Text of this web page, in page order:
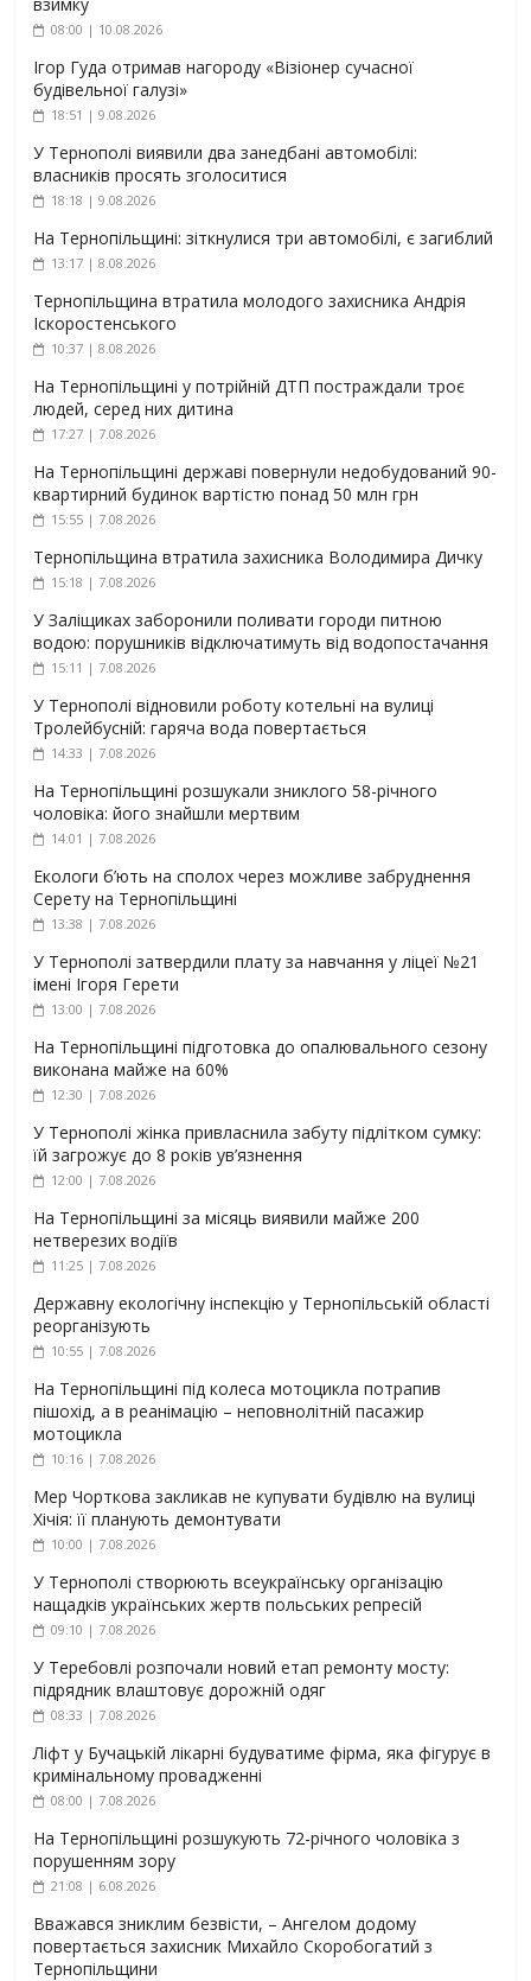
08:00 | 10.08.2026
Ігор Гуда отримав нагороду «Візіонер сучасної
будівельної галузі»
18:51 | 9.08.2026
У Тернополі виявили два занедбані автомобілі:
власників просять зголоситися
18:18 | 9.08.2026
На Тернопільщині: зіткнулися три автомобілі, є загиблий
13:17 | 8.08.2026
Тернопільщина втратила молодого захисника Андрія
Іскоростенського
10:37 | 8.08.2026
На Тернопільщині у потрійній ДТП постраждали троє
людей, серед них дитина
17:27 | 7.08.2026
На Тернопільщині державі повернули недобудований 90-
квартирний будинок вартістю понад 50 млн грн
15:55 | 7.08.2026
Тернопільщина втратила захисника Володимира Дичку
15:18 | 7.08.2026
У Заліщиках заборонили поливати городи питною
водою: порушників відключатимуть від водопостачання
15:11 | 7.08.2026
У Тернополі відновили роботу котельні на вулиці
Тролейбусній: гаряча вода повертається
14:33 | 7.08.2026
На Тернопільщині розшукали зниклого 58-річного
чоловіка: його знайшли мертвим
14:01 | 7.08.2026
Екологи б’ють на сполох через можливе забруднення
Серету на Тернопільщині
13:38 | 7.08.2026
У Тернополі затвердили плату за навчання у ліцеї №21
імені Ігоря Герети
13:00 | 7.08.2026
На Тернопільщині підготовка до опалювального сезону
виконана майже на 60%
12:30 | 7.08.2026
У Тернополі жінка привласнила забуту підлітком сумку:
їй загрожує до 8 років ув’язнення
12:00 | 7.08.2026
На Тернопільщині за місяць виявили майже 200
нетверезих водіїв
11:25 | 7.08.2026
Державну екологічну інспекцію у Тернопільській області
реорганізують
10:55 | 7.08.2026
На Тернопільщині під колеса мотоцикла потрапив
пішохід, а в реанімацію – неповнолітній пасажир
мотоцикла
10:16 | 7.08.2026
Мер Чорткова закликав не купувати будівлю на вулиці
Хічія: її планують демонтувати
10:00 | 7.08.2026
У Тернополі створюють всеукраїнську організацію
нащадків українських жертв польських репресій
09:10 | 7.08.2026
У Теребовлі розпочали новий етап ремонту мосту:
підрядник влаштовує дорожній одяг
08:33 | 7.08.2026
Ліфт у Бучацькій лікарні будуватиме фірма, яка фігурує в
кримінальному провадженні
08:00 | 7.08.2026
На Тернопільщині розшукують 72-річного чоловіка з
порушенням зору
21:08 | 6.08.2026
Вважався зниклим безвісти, – Ангелом додому
повертається захисник Михайло Скоробогатий з
Тернопільщини